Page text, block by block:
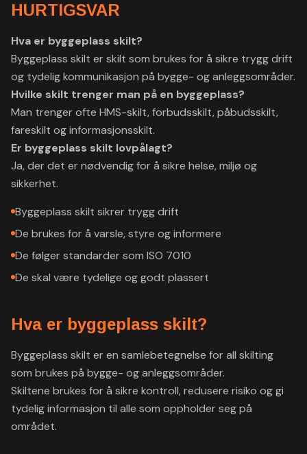
HURTIGSVAR
Hva er byggeplass skilt?
Byggeplass skilt er skilt som brukes for å sikre trygg drift
og tydelig kommunikasjon på bygge- og anleggsområder.
Hvilke skilt trenger man på en byggeplass?
Man trenger ofte HMS-skilt, forbudsskilt, påbudsskilt,
fareskilt og informasjonsskilt.
Er byggeplass skilt lovpålagt?
Ja, der det er nødvendig for å sikre helse, miljø og
sikkerhet.
Byggeplass skilt sikrer trygg drift
De brukes for å varsle, styre og informere
De følger standarder som ISO 7010
De skal være tydelige og godt plassert
Hva er byggeplass skilt?
Byggeplass skilt er en samlebetegnelse for all skilting
som brukes på bygge- og anleggsområder.
Skiltene brukes for å sikre kontroll, redusere risiko og gi
tydelig informasjon til alle som oppholder seg på
området.